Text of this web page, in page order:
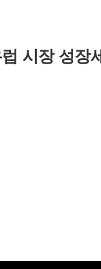
시장 성장세